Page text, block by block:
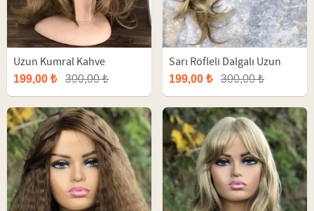
Uzun Kumral Kahve
Perçemli Fiber Peruk
199,00 ₺ 300,00 ₺
Sarı Röfleli Dalgalı Uzun
Fiber Peruk
199,00 ₺ 300,00 ₺